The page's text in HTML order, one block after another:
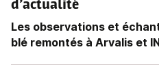
d’actualité
Les observations et
blé remontés à Arvalis et